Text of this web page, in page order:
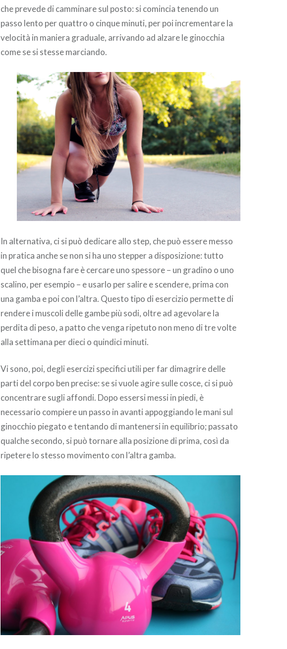
che prevede di camminare sul posto: si comincia tenendo un
passo lento per quattro o cinque minuti, per poi incrementare la
velocità in maniera graduale, arrivando ad alzare le ginocchia
come se si stesse marciando.
In alternativa, ci si può dedicare allo step, che può essere messo
in pratica anche se non si ha uno stepper a disposizione: tutto
quel che bisogna fare è cercare uno spessore – un gradino o uno
scalino, per esempio – e usarlo per salire e scendere, prima con
una gamba e poi con l’altra. Questo tipo di esercizio permette di
rendere i muscoli delle gambe più sodi, oltre ad agevolare la
perdita di peso, a patto che venga ripetuto non meno di tre volte
alla settimana per dieci o quindici minuti.
Vi sono, poi, degli esercizi specifici utili per far dimagrire delle
parti del corpo ben precise: se si vuole agire sulle cosce, ci si può
concentrare sugli affondi. Dopo essersi messi in piedi, è
necessario compiere un passo in avanti appoggiando le mani sul
ginocchio piegato e tentando di mantenersi in equilibrio; passato
qualche secondo, si può tornare alla posizione di prima, così da
ripetere lo stesso movimento con l’altra gamba.